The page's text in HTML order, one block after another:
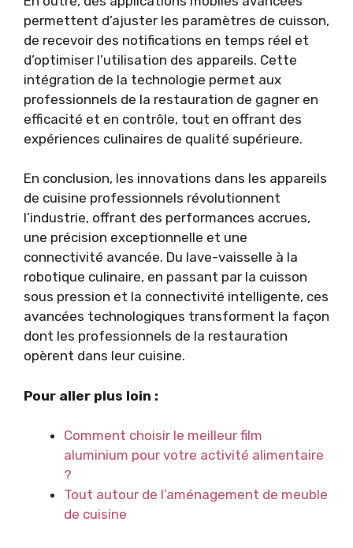
permettent d’ajuster les paramètres de cuisson,
de recevoir des notifications en temps réel et
d’optimiser l’utilisation des appareils. Cette
intégration de la technologie permet aux
professionnels de la restauration de gagner en
efficacité et en contrôle, tout en offrant des
expériences culinaires de qualité supérieure.
En conclusion, les innovations dans les appareils
de cuisine professionnels révolutionnent
l’industrie, offrant des performances accrues,
une précision exceptionnelle et une
connectivité avancée. Du lave-vaisselle à la
robotique culinaire, en passant par la cuisson
sous pression et la connectivité intelligente, ces
avancées technologiques transforment la façon
dont les professionnels de la restauration
opèrent dans leur cuisine.
Pour aller plus loin :
Comment choisir le meilleur film
aluminium pour votre activité alimentaire
?
Tout autour de l’aménagement de meuble
de cuisine